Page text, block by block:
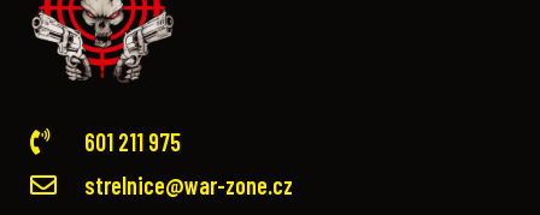
601 211 975
strelnice@war-zone.cz